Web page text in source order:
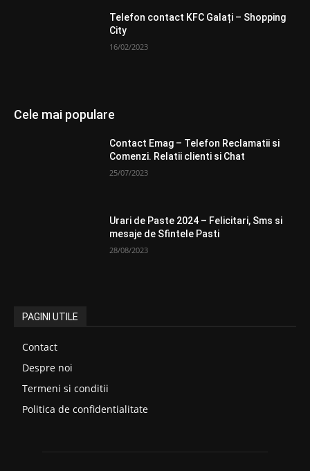
Telefon contact KFC Galați – Shopping
City
16/02/2023
Cele mai populare
Contact Emag – Telefon Reclamatii si
Comenzi. Relatii clienti si Chat
25/07/2023
Urari de Paste 2024 – Felicitari, Sms si
mesaje de Sfintele Pasti
28/08/2023
PAGINI UTILE
Contact
Despre noi
Termeni si conditii
Politica de confidentialitate